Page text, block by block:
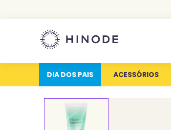
DIA DOS PAIS ACESSÓRIOS
1º
perfumes
3º
5